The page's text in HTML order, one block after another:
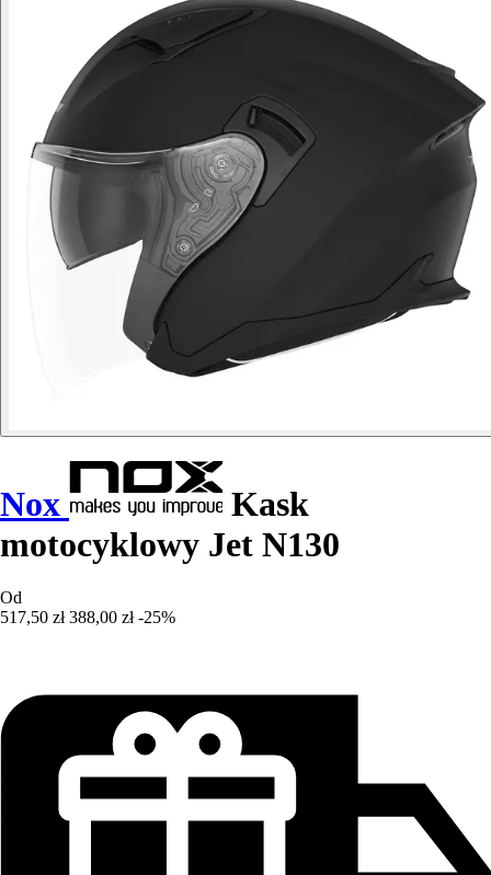
Nox
Kask
motocyklowy Jet N130
Od
517,50 zł 388,00 zł -25%